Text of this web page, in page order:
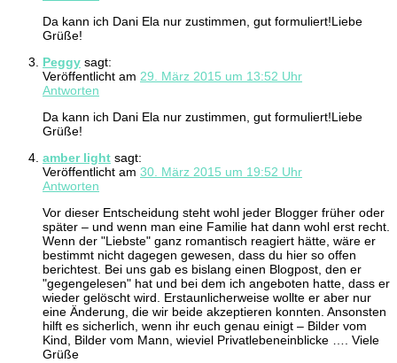
Da kann ich Dani Ela nur zustimmen, gut formuliert!Liebe
Grüße!
Peggy sagt:
Veröffentlicht am 29. März 2015 um 13:52 Uhr
Antworten
Da kann ich Dani Ela nur zustimmen, gut formuliert!Liebe
Grüße!
amber light sagt:
Veröffentlicht am 30. März 2015 um 19:52 Uhr
Antworten
Vor dieser Entscheidung steht wohl jeder Blogger früher oder
später – und wenn man eine Familie hat dann wohl erst recht.
Wenn der "Liebste" ganz romantisch reagiert hätte, wäre er
bestimmt nicht dagegen gewesen, dass du hier so offen
berichtest. Bei uns gab es bislang einen Blogpost, den er
"gegengelesen" hat und bei dem ich angeboten hatte, dass er
wieder gelöscht wird. Erstaunlicherweise wollte er aber nur
eine Änderung, die wir beide akzeptieren konnten. Ansonsten
hilft es sicherlich, wenn ihr euch genau einigt – Bilder vom
Kind, Bilder vom Mann, wieviel Privatlebeneinblicke …. Viele
Grüße